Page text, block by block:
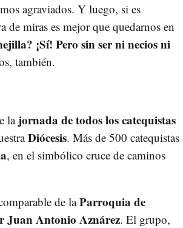
agraviados. Y luego, si es
de miras es mejor que quedarnos en
¡Sí! Pero sin ser ni necios ni
también.
lajornada de todos los catequistas
Diócesis. Más de 500 catequistas
, en el simbólico cruce de caminos
de laParroquia de
Juan Antonio Aznárez. El grupo,